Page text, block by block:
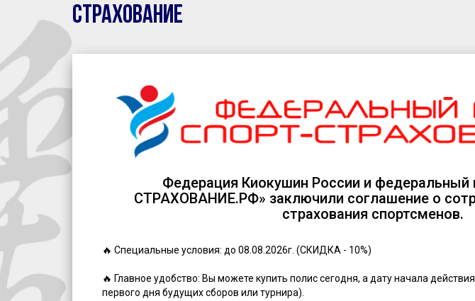
Страхование
Федерация Киокушин России и федеральный
СТРАХОВАНИЕ.РФ» заключили соглашение о
страхования спортсменов.
🔥 Специальные условия: до 08.08.2026г. (СКИДКА - 10%)
🔥 Главное удобство: Вы можете купить полис сегодня, а дату начала
первого дня будущих сборов или турнира).